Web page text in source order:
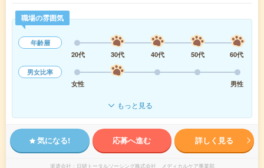
職場の雰囲気
年齢層
20代
30代 40代 50代
60代
男女比率
女性
男性
もっと見る
気になる! 応募へ進む 詳しく見る
派遣会社 日研トータルソーシング株式会社 メディカルケア事業部